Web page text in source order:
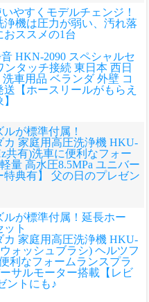
やすくモデルチェンジ！
浄機は圧力が弱い、汚れ落
ススメの1台
HKN-2090 スペシャルセ
タッチ接続 東日本 西日
車用品 ベランダ 外壁 コ
ホースリールがもらえ
が標準付属！
カ 家庭用高圧洗浄機 HKU-
共有)洗車に便利なフォー
量 高水圧8.5MPa ユニバー
典有】 父の日のプレゼン
が標準付属！延長ホー
ト
カ 家庭用高圧洗浄機 HKU-
ォッシュブラシ) ヘルツフ
利なフォームランスプラ
サルモーター搭載【レビ
ントにも♪